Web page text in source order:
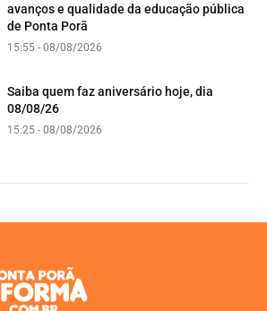
avanços e qualidade da educação pública
de Ponta Porã
15:55 - 08/08/2026
Saiba quem faz aniversário hoje, dia
08/08/26
15:25 - 08/08/2026